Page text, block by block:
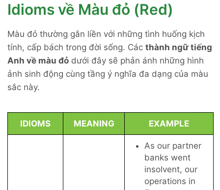
Idioms về Màu đỏ (Red)
Màu đỏ thường gắn liền với những tình huống kịch
tính, cấp bách trong đời sống. Các thành ngữ tiếng
Anh về màu đỏ dưới đây sẽ phản ánh những hình
ảnh sinh động cùng tầng ý nghĩa đa dạng của màu
sắc này.
IDIOMS MEANING EXAMPLE
As our partner
banks went
insolvent, our
operations in